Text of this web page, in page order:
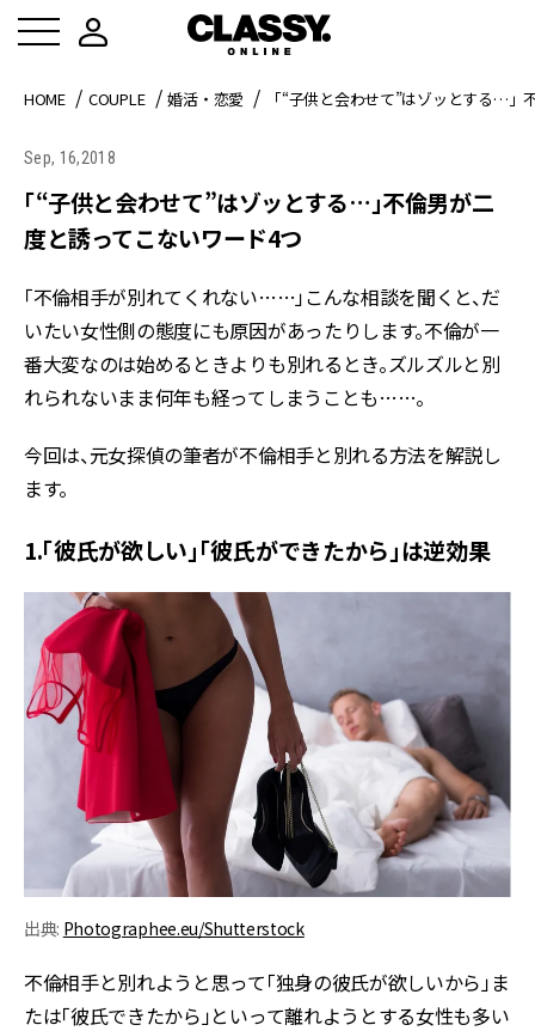
HOME COUPLE 婚活・恋愛 「“子供と会わせて”はゾッとする…
Sep, 16,2018
「“子供と会わせて”はゾッとする…」不倫男が二
度と誘ってこないワード4つ
「不倫相手が別れてくれない……」こんな相談を聞くと、だ
いたい女性側の態度にも原因があったりします。不倫が一
番大変なのは始めるときよりも別れるとき。ズルズルと別
れられないまま何年も経ってしまうことも……。
今回は、元女探偵の筆者が不倫相手と別れる方法を解説し
ます。
1.「彼氏が欲しい」「彼氏ができたから」は逆効果
出典: Photographee.eu/Shutterstock
不倫相手と別れようと思って「独身の彼氏が欲しいから」ま
たは「彼氏できたから」といって離れようとする女性も多い